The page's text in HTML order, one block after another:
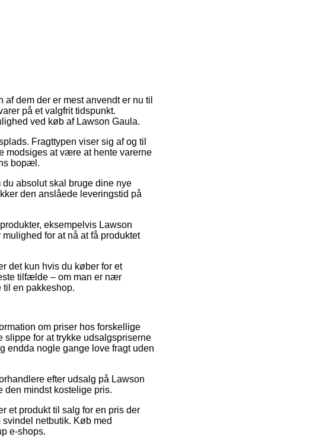
dem der er mest anvendt er nu til
på et valgfrit tidspunkt.
ved køb af Lawson Gaula.
Fragttypen viser sig af og til
modsiges at være at hente varerne
bopæl.
absolut skal bruge dine nye
den anslåede leveringstid på
eksempelvis Lawson
for at nå at få produktet
det kun hvis du køber for et
tilfælde – om man er nær
til en pakkeshop.
om priser hos forskellige
slippe for at trykke udsalgspriserne
endda nogle gange love fragt uden
efter udsalg på Lawson
den mindst kostelige pris.
et produkt til salg for en pris der
netbutik. Køb med
e-shops.